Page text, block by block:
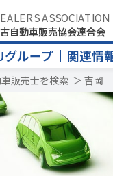
ASSOCIATION
自動車販売協会連合会
グループ 関連情
販売士を検索 ＞ 吉岡